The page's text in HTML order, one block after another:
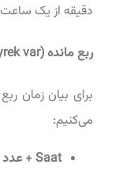
دقیقه از یک
ربع مانده (Çeyrek var)
برای بیان زمان
می‌کنیم:
Saat + عدد + çeyrek var